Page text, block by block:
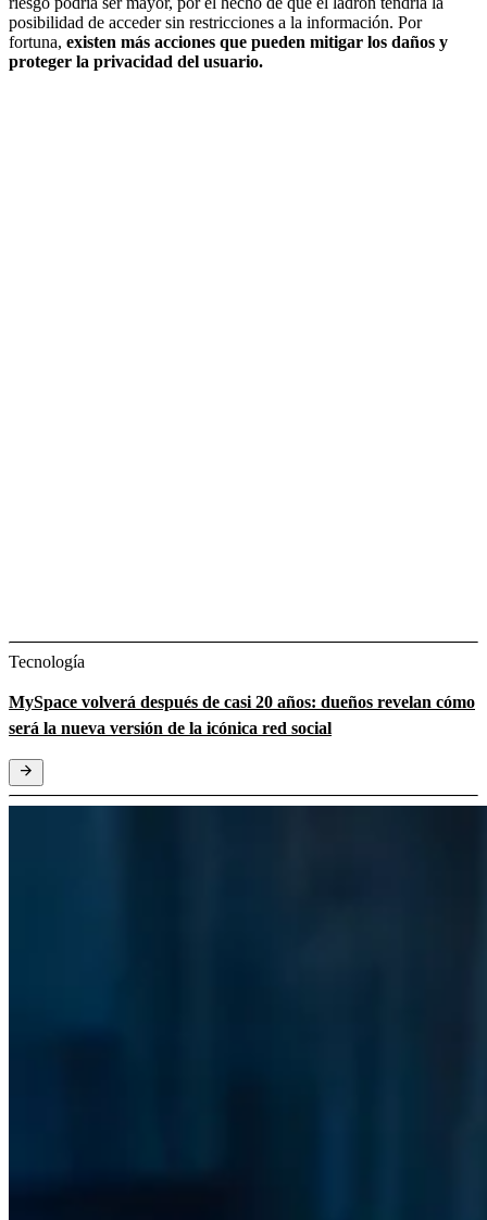
posibilidad de acceder sin restricciones a la información. Por
fortuna, existen más acciones que pueden mitigar los daños y
proteger la privacidad del usuario.
Tecnología
MySpace volverá después de casi 20 años: dueños revelan cómo
será la nueva versión de la icónica red social